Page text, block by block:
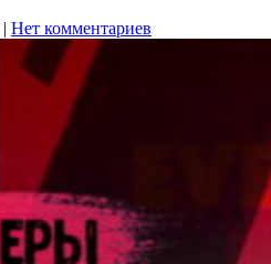
| Нет комментариев